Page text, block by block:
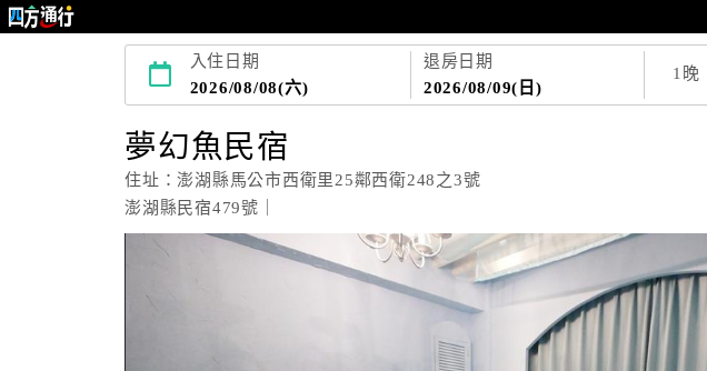
入住日期
2026/08/08(六)
退房日期
2026/08/09(日)
1 晚
夢幻魚民宿
住址：澎湖縣馬公市西衛里25鄰西衛248之3號
澎湖縣民宿479號｜